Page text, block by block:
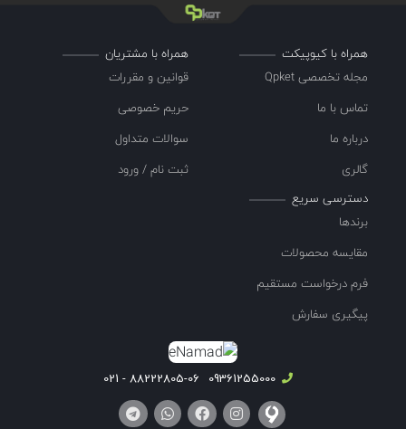
همراه با کیوپیکت
مجله تخصصی Qpket
تماس با ما
درباره ما
گالری
همراه با مشتریان
قوانین و مقررات
حریم خصوصی
سوالات متداول
ثبت نام / ورود
دسترسی سریع
برندها
مقایسه محصولات
فرم درخواست مستقیم
پیگیری سفارش
09361255000
88222805-06 - 021